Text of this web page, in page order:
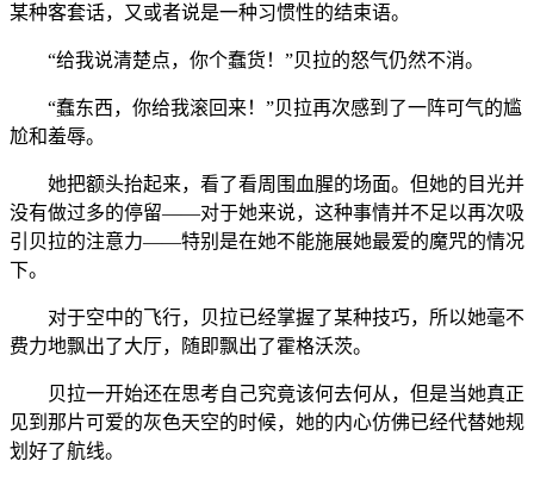
某种客套话，又或者说是一种习惯性的结束语。
“给我说清楚点，你个蠢货！”贝拉的怒气仍然不消。
“蠢东西，你给我滚回来！”贝拉再次感到了一阵可气的尴
尬和羞辱。
她把额头抬起来，看了看周围血腥的场面。但她的目光并
没有做过多的停留——对于她来说，这种事情并不足以再次吸
引贝拉的注意力——特别是在她不能施展她最爱的魔咒的情况
下。
对于空中的飞行，贝拉已经掌握了某种技巧，所以她毫不
费力地飘出了大厅，随即飘出了霍格沃茨。
贝拉一开始还在思考自己究竟该何去何从，但是当她真正
见到那片可爱的灰色天空的时候，她的内心仿佛已经代替她规
划好了航线。